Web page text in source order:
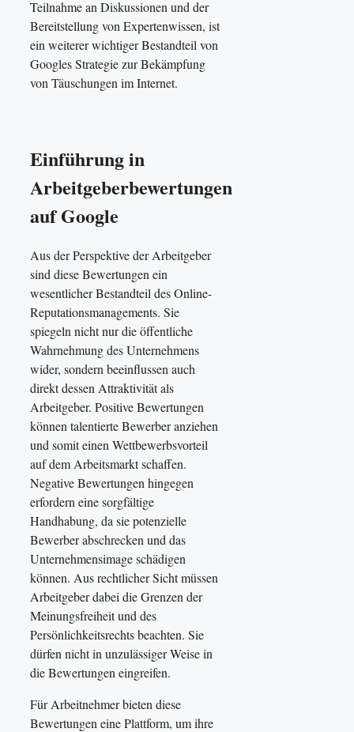
Teilnahme an Diskussionen und der
Bereitstellung von Expertenwissen, ist
ein weiterer wichtiger Bestandteil von
Googles Strategie zur Bekämpfung
von Täuschungen im Internet.
Einführung in
Arbeitgeberbewertungen
auf Google
Aus der Perspektive der Arbeitgeber
sind diese Bewertungen ein
wesentlicher Bestandteil des Online-
Reputationsmanagements. Sie
spiegeln nicht nur die öffentliche
Wahrnehmung des Unternehmens
wider, sondern beeinflussen auch
direkt dessen Attraktivität als
Arbeitgeber. Positive Bewertungen
können talentierte Bewerber anziehen
und somit einen Wettbewerbsvorteil
auf dem Arbeitsmarkt schaffen.
Negative Bewertungen hingegen
erfordern eine sorgfältige
Handhabung, da sie potenzielle
Bewerber abschrecken und das
Unternehmensimage schädigen
können. Aus rechtlicher Sicht müssen
Arbeitgeber dabei die Grenzen der
Meinungsfreiheit und des
Persönlichkeitsrechts beachten. Sie
dürfen nicht in unzulässiger Weise in
die Bewertungen eingreifen.
Für Arbeitnehmer bieten diese
Bewertungen eine Plattform, um ihre